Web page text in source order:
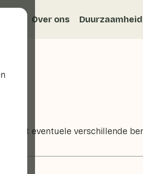
Over ons Duurzaamheid
met eventuele verschillende